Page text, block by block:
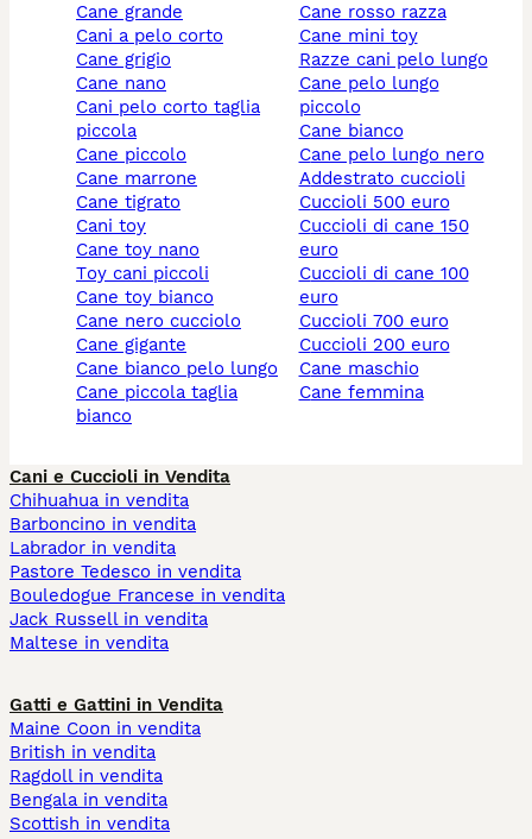
cane grande
cani a pelo corto
cane grigio
cane nano
cani pelo corto taglia
piccola
cane piccolo
cane marrone
cane tigrato
cani toy
cane toy nano
toy cani piccoli
cane toy bianco
cane nero cucciolo
cane gigante
cane bianco pelo lungo
cane piccola taglia
bianco
cane rosso razza
cane mini toy
razze cani pelo lungo
cane pelo lungo
piccolo
cane bianco
cane pelo lungo nero
addestrato cuccioli
cuccioli 500 euro
cuccioli di cane 150
euro
cuccioli di cane 100
euro
cuccioli 700 euro
cuccioli 200 euro
cane maschio
cane femmina
Cani e Cuccioli in Vendita
Chihuahua in vendita
Barboncino in vendita
Labrador in vendita
Pastore Tedesco in vendita
Bouledogue Francese in vendita
Jack Russell in vendita
Maltese in vendita
Gatti e Gattini in Vendita
Maine Coon in vendita
British in vendita
Ragdoll in vendita
Bengala in vendita
Scottish in vendita